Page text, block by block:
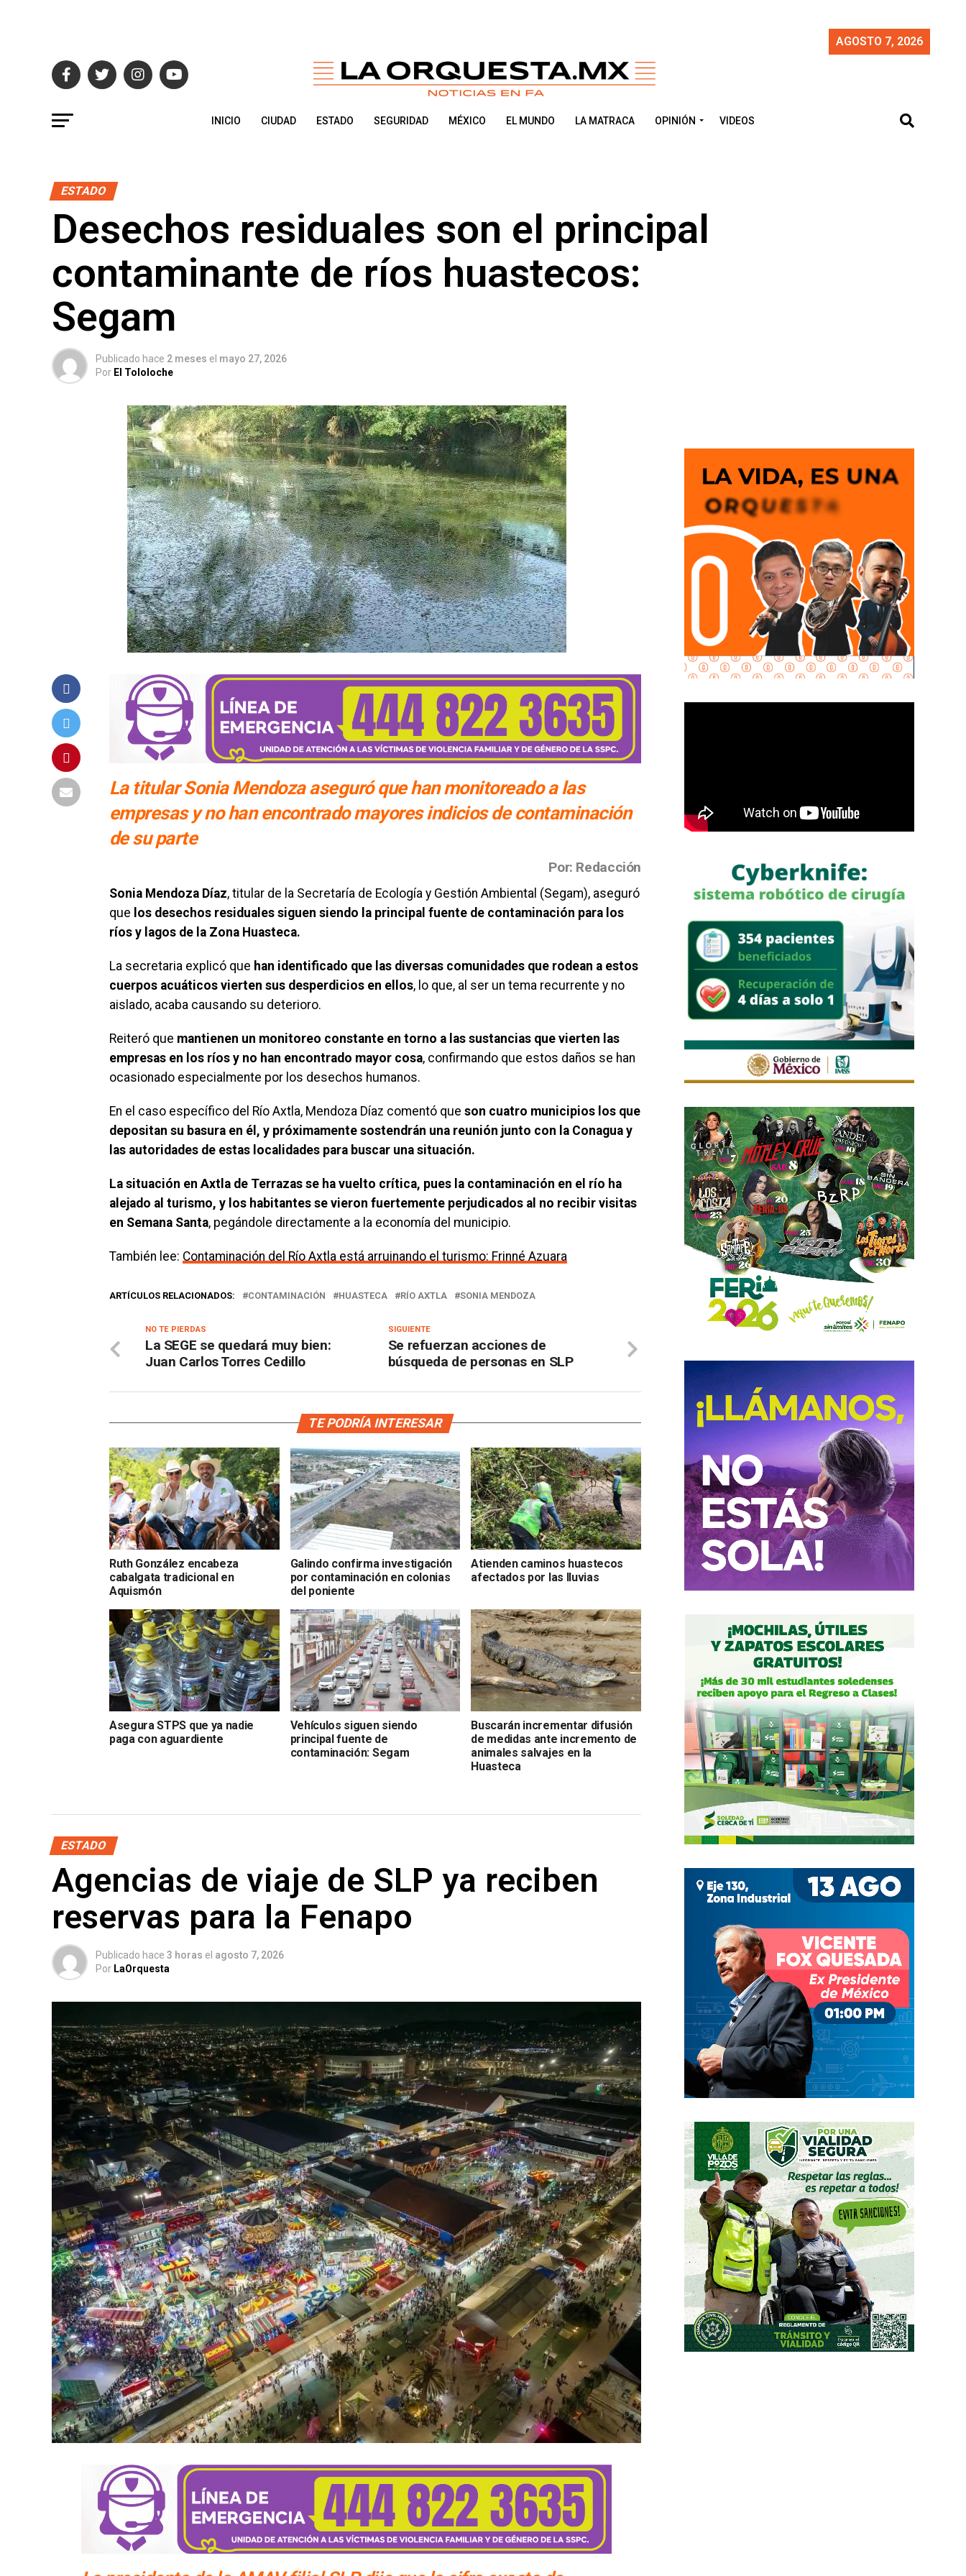
AGOSTO 7, 2026
INICIO CIUDAD ESTADO SEGURIDAD MÉXICO EL MUNDO LA MATRACA OPINIÓN VIDEOS
ESTADO
Desechos residuales son el principal
contaminante de ríos huastecos:
Segam
Publicado hace 2 meses el mayo 27, 2026
Por El Tololoche
La titular Sonia Mendoza aseguró que han monitoreado a las
empresas y no han encontrado mayores indicios de contaminación
de su parte
Por: Redacción
Sonia Mendoza Díaz, titular de la Secretaría de Ecología y Gestión Ambiental (Segam), aseguró
que los desechos residuales siguen siendo la principal fuente de contaminación para los
ríos y lagos de la Zona Huasteca.
La secretaria explicó que han identificado que las diversas comunidades que rodean a estos
cuerpos acuáticos vierten sus desperdicios en ellos, lo que, al ser un tema recurrente y no
aislado, acaba causando su deterioro.
Reiteró que mantienen un monitoreo constante en torno a las sustancias que vierten las
empresas en los ríos y no han encontrado mayor cosa, confirmando que estos daños se han
ocasionado especialmente por los desechos humanos.
En el caso específico del Río Axtla, Mendoza Díaz comentó que son cuatro municipios los que
depositan su basura en él, y próximamente sostendrán una reunión junto con la Conagua y
las autoridades de estas localidades para buscar una situación.
La situación en Axtla de Terrazas se ha vuelto crítica, pues la contaminación en el río ha
alejado al turismo, y los habitantes se vieron fuertemente perjudicados al no recibir visitas
en Semana Santa, pegándole directamente a la economía del municipio.
También lee: Contaminación del Río Axtla está arruinando el turismo: Frinné Azuara
ARTÍCULOS RELACIONADOS: CONTAMINACIÓN HUASTECA RÍO AXTLA SONIA MENDOZA
SIGUIENTE
Se refuerzan acciones de
búsqueda de personas en SLP
NO TE PIERDAS
La SEGE se quedará muy bien:
Juan Carlos Torres Cedillo
TE PODRÍA INTERESAR
Ruth González encabeza
cabalgata tradicional en
Aquismón
Galindo confirma investigación
por contaminación en colonias
del poniente
Atienden caminos huastecos
afectados por las lluvias
Asegura STPS que ya nadie
paga con aguardiente
Vehículos siguen siendo
principal fuente de
contaminación: Segam
Buscarán incrementar difusión
de medidas ante incremento de
animales salvajes en la
Huasteca
ESTADO
Agencias de viaje de SLP ya reciben
reservas para la Fenapo
Publicado hace 3 horas el agosto 7, 2026
Por LaOrquesta